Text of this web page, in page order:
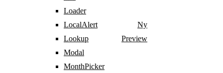
Loader
LocalAlert
Ny
Lookup
Preview
Modal
MonthPicker